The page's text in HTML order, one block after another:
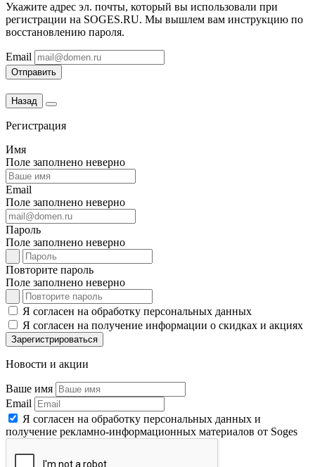
Укажите адрес эл. почты, который вы использовали при
регистрации на SOGES.RU. Мы вышлем вам инструкцию по
восстановлению пароля.
Email
Отправить
Назад
Регистрация
Имя
Поле заполнено неверно
Email
Поле заполнено неверно
Пароль
Поле заполнено неверно
Повторите пароль
Поле заполнено неверно
Я согласен на обработку персональных данных
Я согласен на получение информации о скидках и акциях
Зарегистрироваться
Новости и акции
Ваше имя
Email
Я согласен на обработку персональных данных и
получение рекламно-информационных материалов от Soges